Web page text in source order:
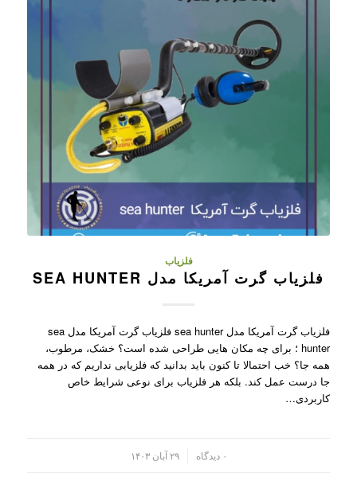
فلزیاب
فلزیاب گرت آمریکا مدل SEA HUNTER
فلزیاب گرت آمریکا مدل sea hunter فلزیاب گرت آمریکا مدل sea
hunter ؛ برای چه مکان هایی طراحی شده است؟ خشک، مرطوب،
همه جا؟ خب احتمالا تا کنون باید بدانید که فلزیابی نداریم که در همه
جا درست عمل کند. بلکه هر فلزیاب برای نوعی شرایط خاص
کاربردی…
۰ دیدگاه ۲۹ آبان ۱۴۰۳